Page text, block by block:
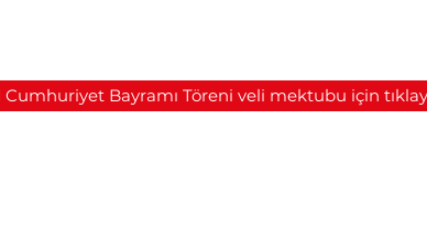
Cumhuriyet Bayramı Töreni veli mektubu için